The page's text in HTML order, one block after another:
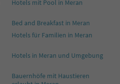
Hotels mit Pool in Meran
Bed and Breakfast in Meran
Hotels für Familien in Meran
Hotels in Meran und Umgebung
Bauernhöfe mit Haustieren